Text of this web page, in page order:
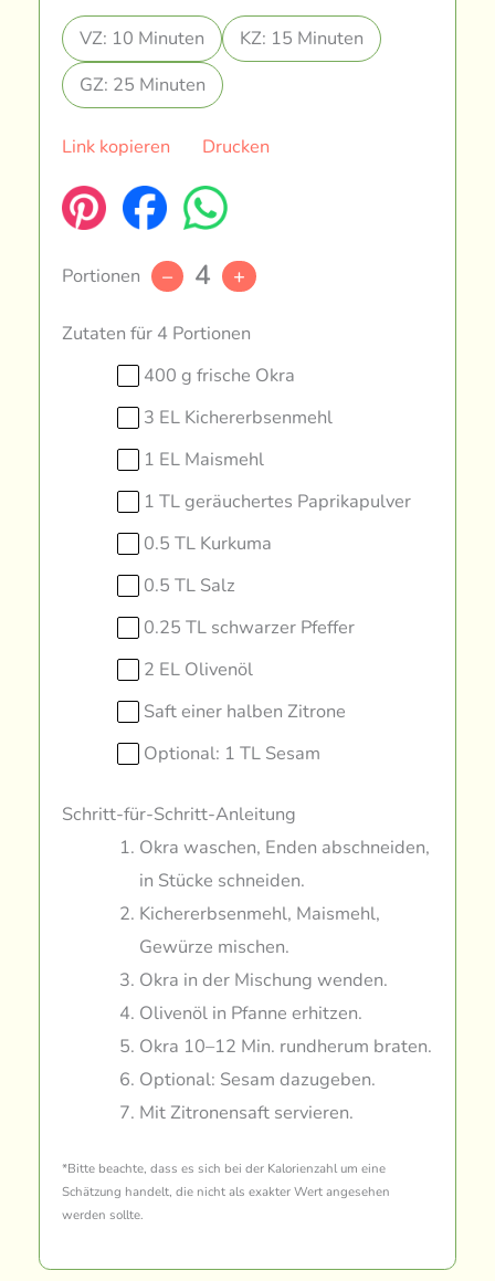
VZ: 10 Minuten
KZ: 15 Minuten
GZ: 25 Minuten
Link kopieren Drucken
Portionen – 4 +
Zutaten für 4 Portionen
400 g frische Okra
3 EL Kichererbsenmehl
1 EL Maismehl
1 TL geräuchertes Paprikapulver
0.5 TL Kurkuma
0.5 TL Salz
0.25 TL schwarzer Pfeffer
2 EL Olivenöl
Saft einer halben Zitrone
Optional: 1 TL Sesam
Schritt-für-Schritt-Anleitung
Okra waschen, Enden abschneiden,
in Stücke schneiden.
Kichererbsenmehl, Maismehl,
Gewürze mischen.
Okra in der Mischung wenden.
Olivenöl in Pfanne erhitzen.
Okra 10–12 Min. rundherum braten.
Optional: Sesam dazugeben.
Mit Zitronensaft servieren.
*Bitte beachte, dass es sich bei der Kalorienzahl um eine
Schätzung handelt, die nicht als exakter Wert angesehen
werden sollte.